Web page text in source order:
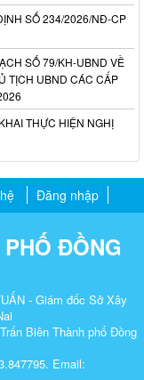
SỐ 234/2026/NĐ-CP
SỐ 79/KH-UBND VỀ
TỊCH UBND CÁC CẤP
THỰC HIỆN NGHỊ
Đăng nhập
ĐỒNG
- Giám đốc Sở Xây
Biên Thành phố Đồng
Email: